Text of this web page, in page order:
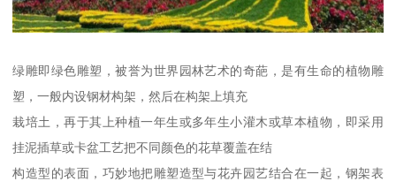
绿雕即绿色雕塑，被誉为世界园林艺术的奇葩，是有生命的植物雕
塑，一般内设钢材构架，然后在构架上填充
栽培土，再于其上种植一年生或多年生小灌木或草本植物，即采用
挂泥插草或卡盆工艺把不同颜色的花草覆盖在结
构造型的表面，巧妙地把雕塑造型与花卉园艺结合在一起，钢架表